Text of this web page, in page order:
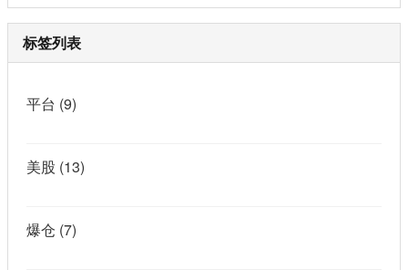
标签列表
平台 (9)
美股 (13)
爆仓 (7)